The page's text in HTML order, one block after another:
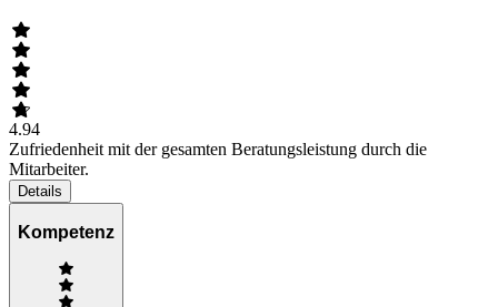
4.94
Zufriedenheit mit der gesamten Beratungsleistung durch die
Mitarbeiter.
Details
Kompetenz